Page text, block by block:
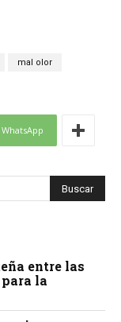
mal olor
WhatsApp
entre las
la